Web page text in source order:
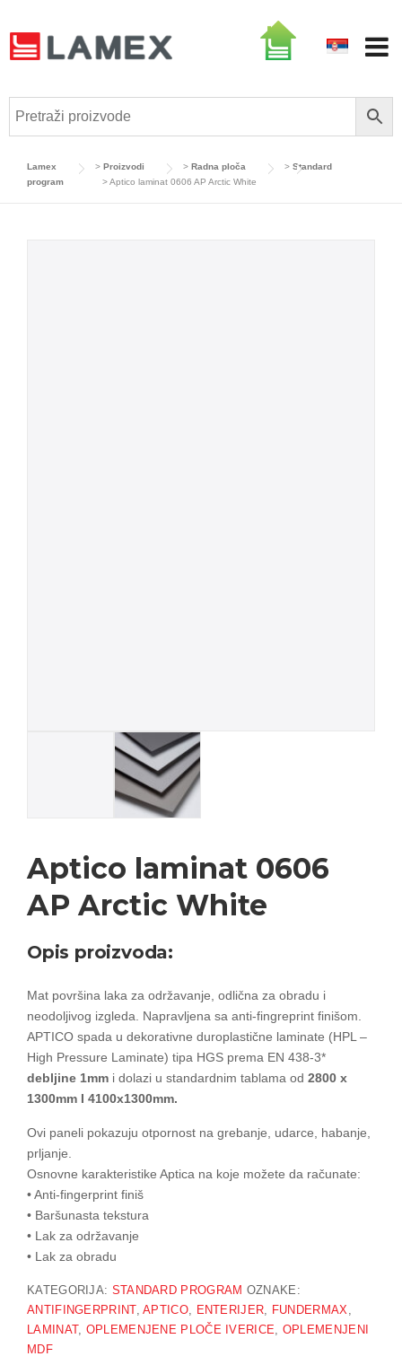
to
content
Lamex > Proizvodi > Radna ploča > Standard
program
>Aptico laminat 0606 AP Arctic White
Aptico laminat 0606
AP Arctic White
Opis proizvoda:
Mat površina laka za održavanje, odlična za obradu i
neodoljivog izgleda. Napravljena sa anti-fingreprint finišom.
APTICO spada u dekorativne duroplastične laminate (HPL –
High Pressure Laminate) tipa HGS prema EN 438-3*
debljine 1mm i dolazi u standardnim tablama od 2800 x
1300mm I 4100x1300mm.
Ovi paneli pokazuju otpornost na grebanje, udarce, habanje,
prljanje.
Osnovne karakteristike Aptica na koje možete da računate:
• Anti-fingerprint finiš
• Baršunasta tekstura
• Lak za održavanje
• Lak za obradu
KATEGORIJA: STANDARD PROGRAM OZNAKE:
ANTIFINGERPRINT,APTICO, ENTERIJER FUNDERMAX
LAMINAT, OPLEMENJENE PLOČE IVERICE
OPLEMENJENI
MDF